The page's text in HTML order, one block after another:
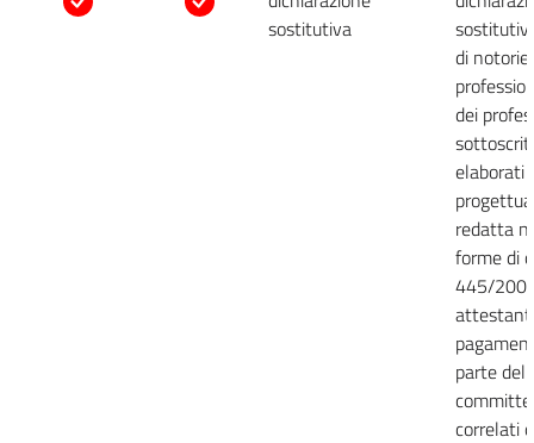
sostitutiva
di
dei
elaborati
redatta
forme di
445/
parte del
correlati